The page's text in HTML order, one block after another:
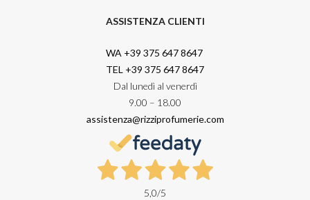
ASSISTENZA CLIENTI
WA +39 375 647 8647
TEL +39 375 647 8647
Dal lunedì al venerdì
9.00 – 18.00
assistenza@rizziprofumerie.com
5,0/5